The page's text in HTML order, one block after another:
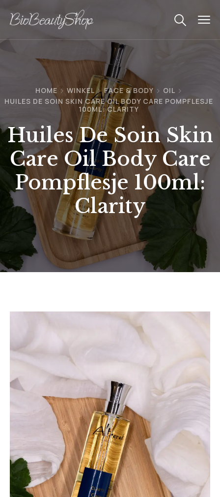
HOME WINKEL FACE & BODY
OIL
HUILES DE SOIN SKIN CARE OIL BODY CARE POMPFLESJE
100ML: CLARITY
Huiles De Soin Skin
Care Oil Body Care
Pompflesje 100ml:
Clarity